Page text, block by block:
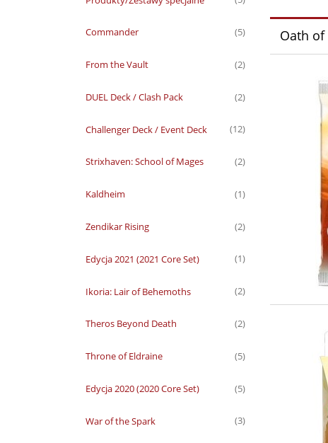
Commander (5)
From the Vault (2)
DUEL Deck / Clash Pack (2)
Challenger Deck / Event Deck (12)
Strixhaven: School of Mages (2)
Kaldheim (1)
Zendikar Rising (2)
Edycja 2021 (2021 Core Set) (1)
Ikoria: Lair of Behemoths (2)
Theros Beyond Death (2)
Throne of Eldraine (5)
Edycja 2020 (2020 Core Set) (5)
War of the Spark (3)
Oath